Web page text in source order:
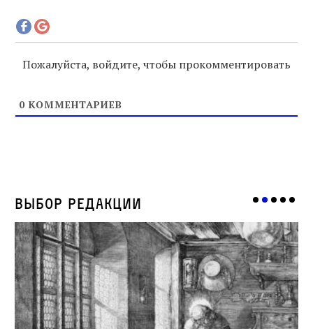
Пожалуйста, войдите, чтобы прокомментировать
0 КОММЕНТАРИЕВ
Выбор редакции